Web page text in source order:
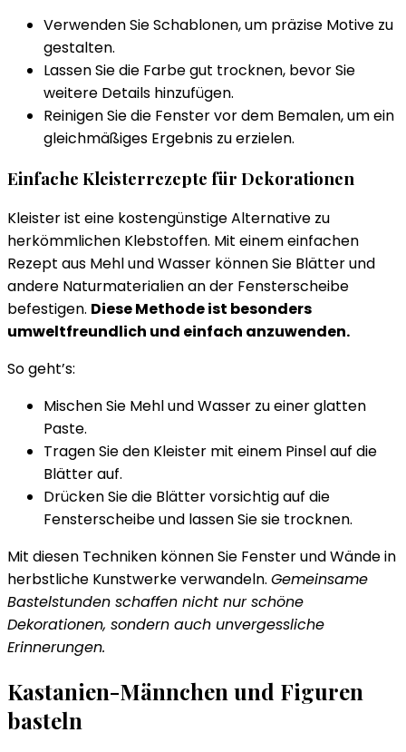
Verwenden Sie Schablonen, um präzise Motive zu
gestalten.
Lassen Sie die Farbe gut trocknen, bevor Sie
weitere Details hinzufügen.
Reinigen Sie die Fenster vor dem Bemalen, um ein
gleichmäßiges Ergebnis zu erzielen.
Einfache Kleisterrezepte für Dekorationen
Kleister ist eine kostengünstige Alternative zu
herkömmlichen Klebstoffen. Mit einem einfachen
Rezept aus Mehl und Wasser können Sie Blätter und
andere Naturmaterialien an der Fensterscheibe
befestigen. Diese Methode ist besonders
umweltfreundlich und einfach anzuwenden.
So geht’s:
Mischen Sie Mehl und Wasser zu einer glatten
Paste.
Tragen Sie den Kleister mit einem Pinsel auf die
Blätter auf.
Drücken Sie die Blätter vorsichtig auf die
Fensterscheibe und lassen Sie sie trocknen.
Mit diesen Techniken können Sie Fenster und Wände in
herbstliche Kunstwerke verwandeln. Gemeinsame
Bastelstunden schaffen nicht nur schöne
Dekorationen, sondern auch unvergessliche
Erinnerungen.
Kastanien-Männchen und Figuren
basteln